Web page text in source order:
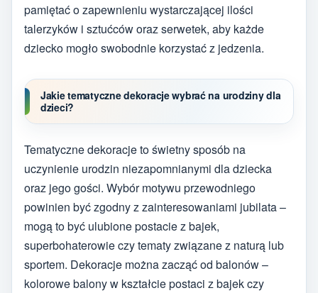
pamiętać o zapewnieniu wystarczającej ilości
talerzyków i sztućców oraz serwetek, aby każde
dziecko mogło swobodnie korzystać z jedzenia.
Jakie tematyczne dekoracje wybrać na urodziny dla
dzieci?
Tematyczne dekoracje to świetny sposób na
uczynienie urodzin niezapomnianymi dla dziecka
oraz jego gości. Wybór motywu przewodniego
powinien być zgodny z zainteresowaniami jubilata –
mogą to być ulubione postacie z bajek,
superbohaterowie czy tematy związane z naturą lub
sportem. Dekoracje można zacząć od balonów –
kolorowe balony w kształcie postaci z bajek czy